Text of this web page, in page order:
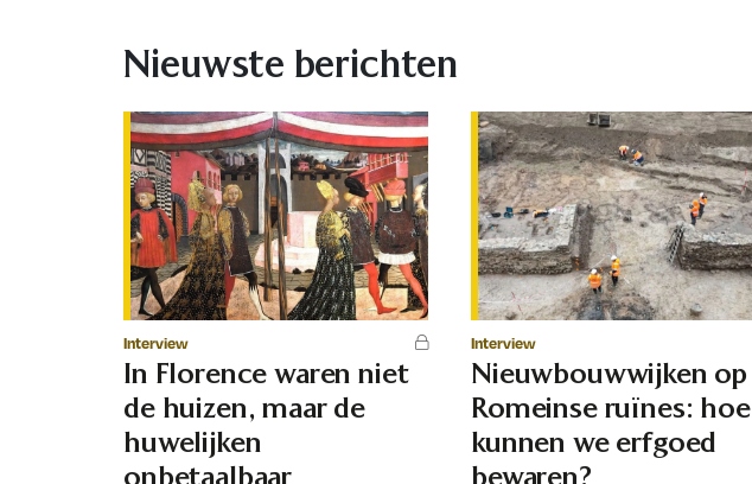
Nieuwste berichten
Interview
In Florence waren niet
de huizen, maar de
huwelijken
onbetaalbaar
Interview
Nieuwbouwwijken op
Romeinse ruïnes: hoe
kunnen we erfgoed
bewaren?